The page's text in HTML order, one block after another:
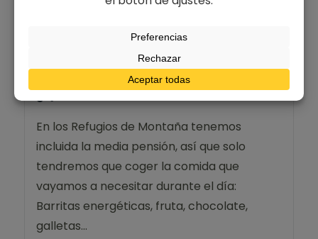
y están totalmente equipados con mantas.
¿Qué comida llevo?
En los Refugios de Montaña tenemos
incluida la media pensión, así que solo
tendremos que coger la comida que
vayamos a necesitar durante el día:
Barritas energéticas, fruta, chocolate,
galletas…